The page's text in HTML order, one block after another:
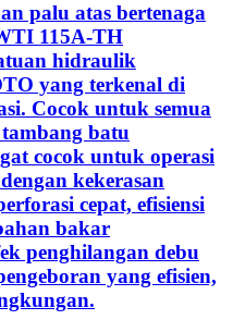
palu atas bertenaga
115A-TH
hidraulik
yang terkenal di
Cocok untuk semua
batu
cocok untuk operasi
kekerasan
cepat, efisiensi
bakar
penghilangan debu
yang efisien,